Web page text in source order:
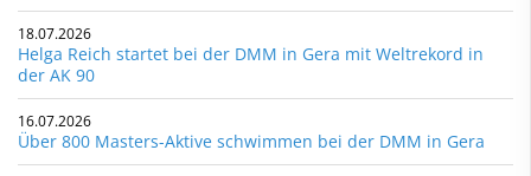
18.07.2026
Helga Reich startet bei der DMM in Gera mit Weltrekord in
der AK 90
16.07.2026
Über 800 Masters-Aktive schwimmen bei der DMM in Gera